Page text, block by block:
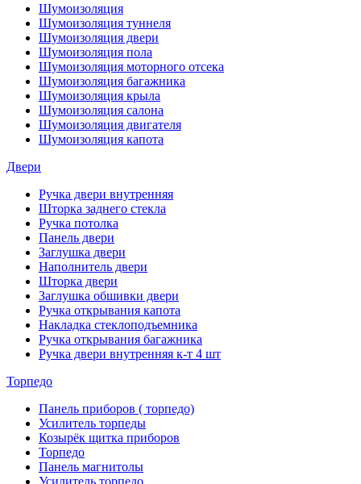
Шумоизоляция
Шумоизоляция туннеля
Шумоизоляция двери
Шумоизоляция пола
Шумоизоляция моторного отсека
Шумоизоляция багажника
Шумоизоляция крыла
Шумоизоляция салона
Шумоизоляция двигателя
Шумоизоляция капота
Двери
Ручка двери внутренняя
Шторка заднего стекла
Ручка потолка
Панель двери
Заглушка двери
Наполнитель двери
Шторка двери
Заглушка обшивки двери
Ручка открывания капота
Накладка стеклоподъемника
Ручка открывания багажника
Ручка двери внутренняя к-т 4 шт
Торпедо
Панель приборов ( торпедо)
Усилитель торпеды
Козырёк щитка приборов
Торпедо
Панель магнитолы
Усилитель торпедо